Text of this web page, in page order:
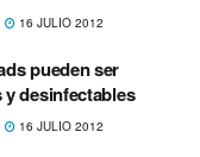
16 JULIO 2012
pueden ser
y desinfectables
16 JULIO 2012